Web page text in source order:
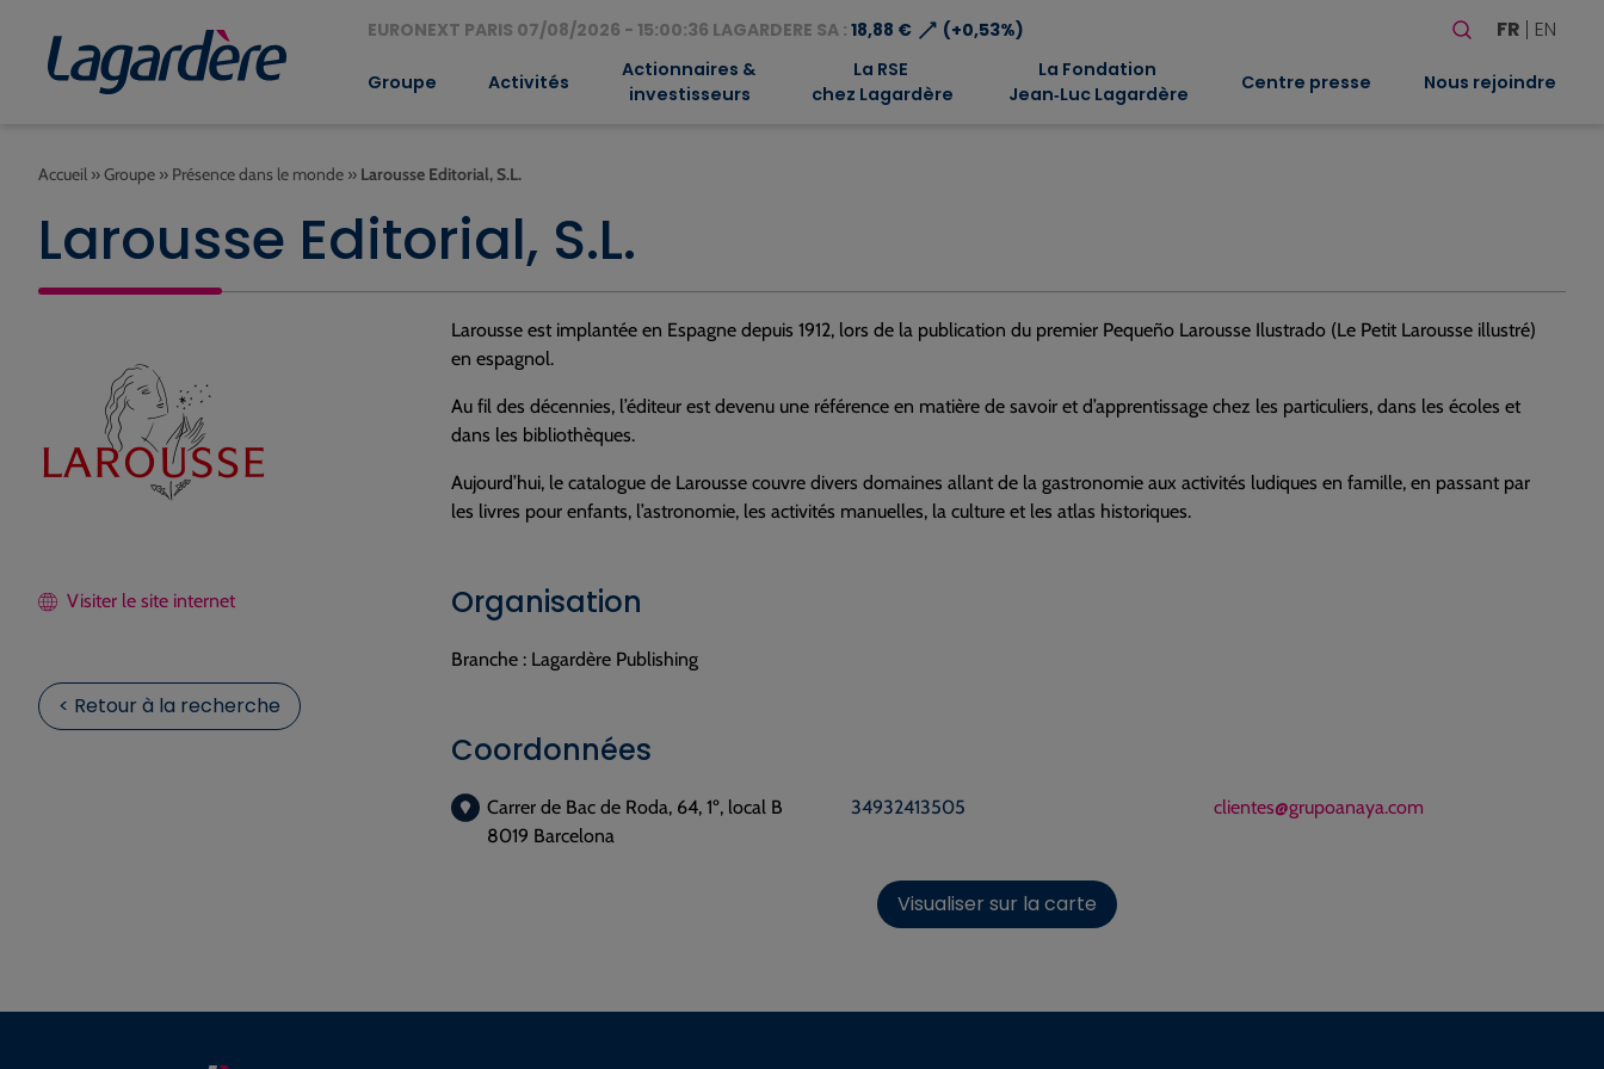
EURONEXT PARIS 07/08/2026 - 15:00:36 LAGARDERE SA : 18,88 €⟶ (+0,53%)
Rechercher
FR EN
Groupe Activités
Actionnaires &
investisseurs
La RSE
chez Lagardère
La Fondation
Jean‑Luc Lagardère
Centre presse Nous rejoindre
Accueil »Groupe » Présence dans le monde » Larousse Editorial, S.L.
Larousse Editorial, S.L.
Visiter le site internet
< Retour à la recherche
Larousse est implantée en Espagne depuis 1912, lors de la publication du premier Pequeño Larousse Ilustrado (Le Petit Larousse illustré)
en espagnol.
Au fil des décennies, l’éditeur est devenu une référence en matière de savoir et d’apprentissage chez les particuliers, dans les écoles et
dans les bibliothèques.
Aujourd’hui, le catalogue de Larousse couvre divers domaines allant de la gastronomie aux activités ludiques en famille, en passant par
les livres pour enfants, l’astronomie, les activités manuelles, la culture et les atlas historiques.
Organisation
Branche : Lagardère Publishing
Coordonnées
Carrer de Bac de Roda, 64, 1º, local B
8019 Barcelona
34932413505 clientes@grupoanaya.com
Visualiser sur la carte